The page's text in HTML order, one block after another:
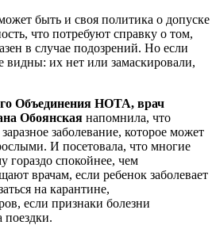
быть и своя политика о допуске
что потребуют справку о том,
в случае подозрений. Но если
видны: их нет или замаскировали,
Объединения НОТА, врач
Обоянская напомнила, что
заболевание, которое может
И посетовала, что многие
гораздо спокойнее, чем
врачам, если ребенок заболевает
на карантине,
если признаки болезни
поездки.